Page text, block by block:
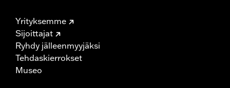
Yrityksemme
Sijoittajat
Ryhdy jälleenmyyjäksi
Tehdaskierrokset
Museo